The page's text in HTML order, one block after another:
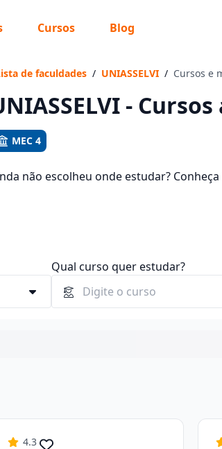
Cursos Blog
Vamos te guiar no caminho ideal para seus
de faculdades / UNIASSELVI / Cursos e
-
MEC 4
não escolheu onde estudar?
Qual curso quer estudar?
4.3